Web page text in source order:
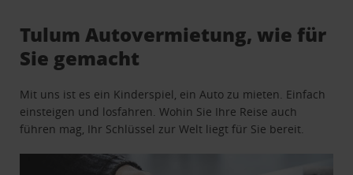
Tulum Autovermietung, wie für
Sie gemacht
Mit uns ist es ein Kinderspiel, ein Auto zu mieten. Einfach
einsteigen und losfahren. Wohin Sie Ihre Reise auch
führen mag, Ihr Schlüssel zur Welt liegt für Sie bereit.